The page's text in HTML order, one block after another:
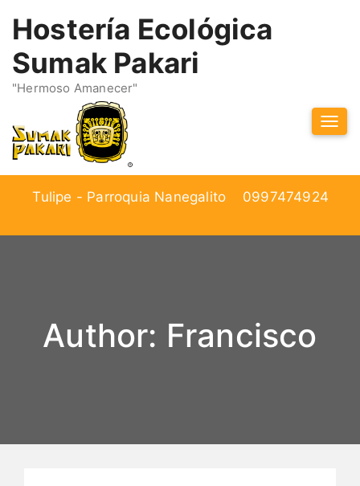
Hostería Ecológica
Sumak Pakari
"Hermoso Amanecer"
Tulipe - Parroquia Nanegalito 0997474924
Author: Francisco